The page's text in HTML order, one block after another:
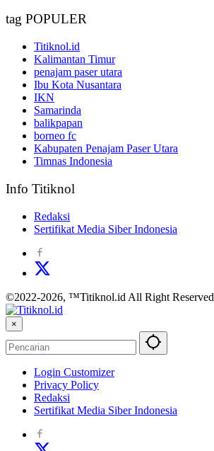
tag POPULER
Titiknol.id
Kalimantan Timur
penajam paser utara
Ibu Kota Nusantara
IKN
Samarinda
balikpapan
borneo fc
Kabupaten Penajam Paser Utara
Timnas Indonesia
Info Titiknol
Redaksi
Sertifikat Media Siber Indonesia
©2022-2026, ™Titiknol.id All Right Reserved
×
Login Customizer
Privacy Policy
Redaksi
Sertifikat Media Siber Indonesia